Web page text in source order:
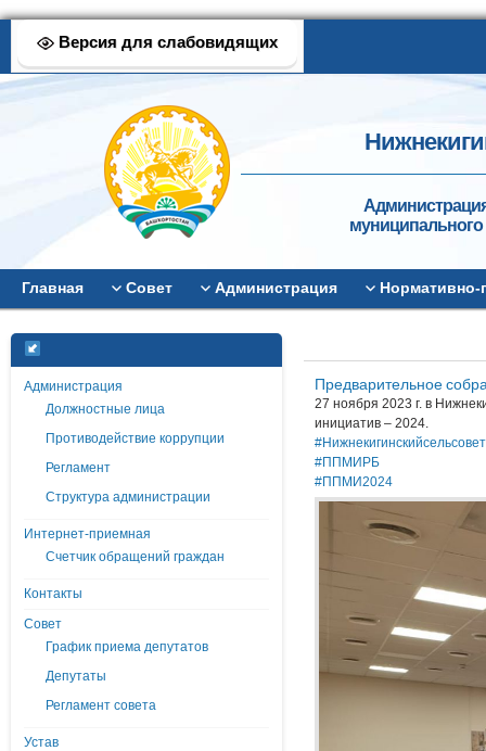
Версия для слабовидящих
муниципального
Главная Совет Администрация
Администрация
Должностные лица
Противодействие коррупции
Регламент
Структура администрации
Интернет-приемная
Счетчик обращений граждан
Контакты
Совет
График приема депутатов
Депутаты
Регламент совета
Устав
Предварительное
27 ноября 2023 г. в
инициатив – 2024.
#Нижнекигинскийсельсовет
#ППМИРБ
#ППМИ2024